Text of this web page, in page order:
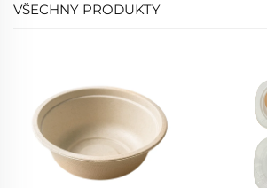
VŠECHNY PRODUKTY